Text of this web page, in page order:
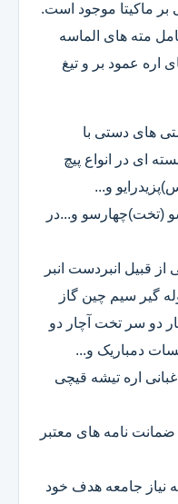
بر ماکیتا موجود است.
مته های الماسه
اره عمود بر و تیغ
های دستی با
ای در انواع پیچ
و...
(تخت)چهارسو و...در
قبیل انبردست انبر
گیر سیم چین گاز
دو سر تخت آچار دو
دمباریک و...
اره تیشه قیچی
ضمانت نامه های معتبر
نیاز جامعه هدف خود